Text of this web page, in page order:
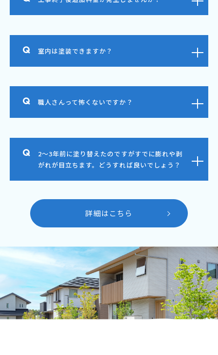
室内は塗装できますか？
職人さんって怖くないですか？
2～3年前に塗り替えたのですがすでに膨れや剥
がれが目立ちます。どうすれば良いでしょう？
詳細はこちら